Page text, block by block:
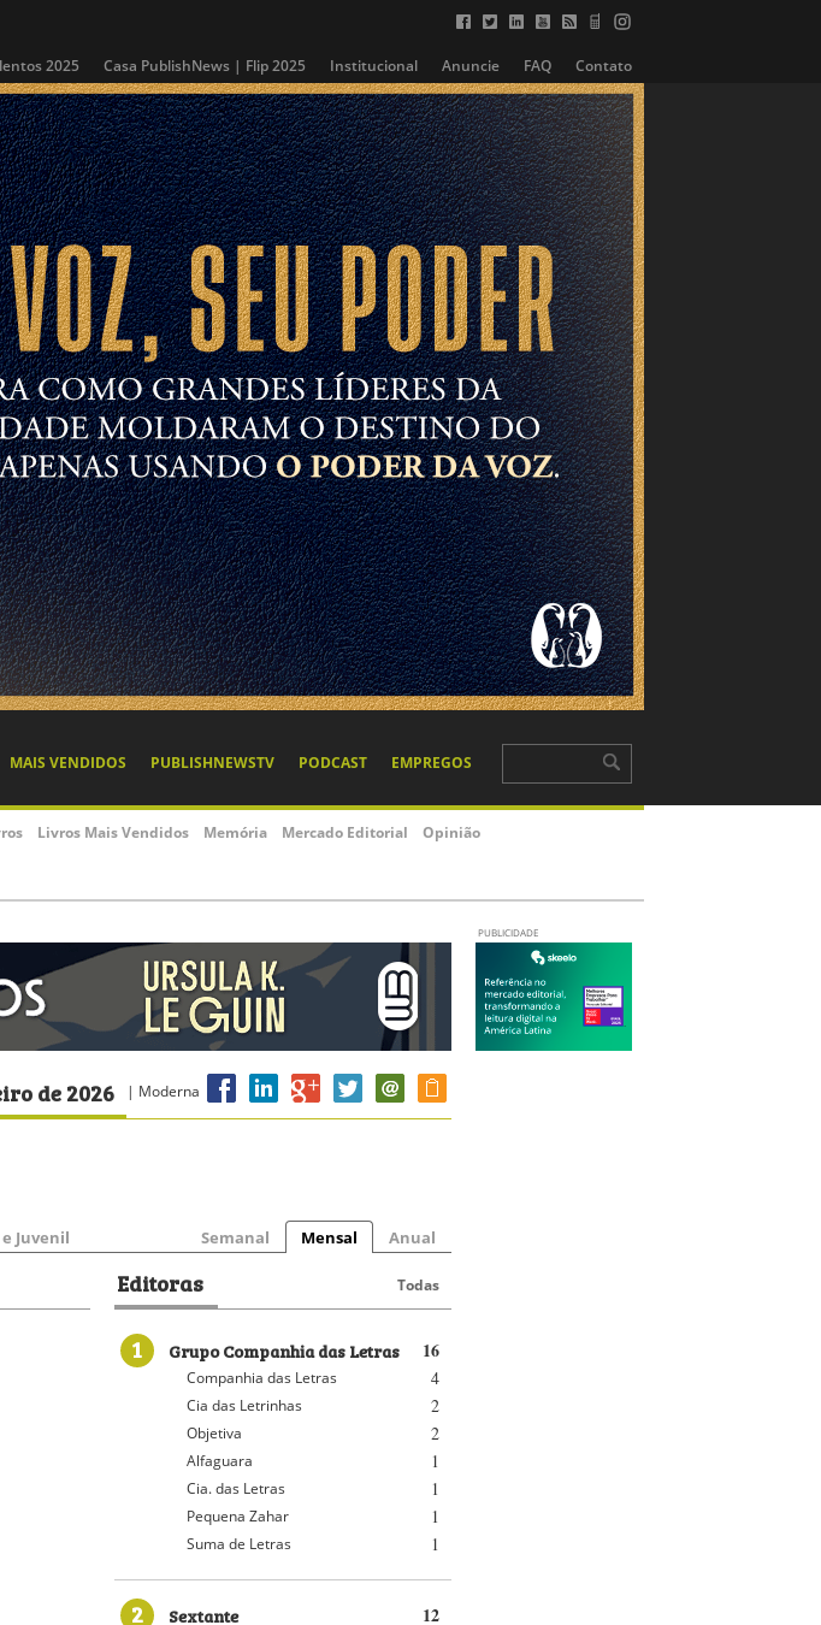
2025 Casa PublishNews | Flip 2025 Institucional Anuncie FAQ Contato
MAIS VENDIDOS PUBLISHNEWSTV PODCAST EMPREGOS
Livros Mais Vendidos Memória Mercado Editorial Opinião
PUBLICIDADE
de 2026 | Moderna
Juvenil Semanal Mensal Anual
Editoras Todas
1 16
Grupo Companhia das Letras
4
Companhia das Letras
2
Cia das Letrinhas
2
Objetiva
1
Alfaguara
1
Cia. das Letras
1
Pequena Zahar
1
Suma de Letras
2 12
Sextante